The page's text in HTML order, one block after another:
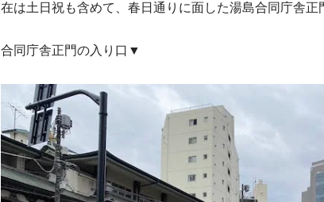
在は土日祝も含めて、春日通りに面した湯島合同庁舎正
合同庁舎正門の入り口▼